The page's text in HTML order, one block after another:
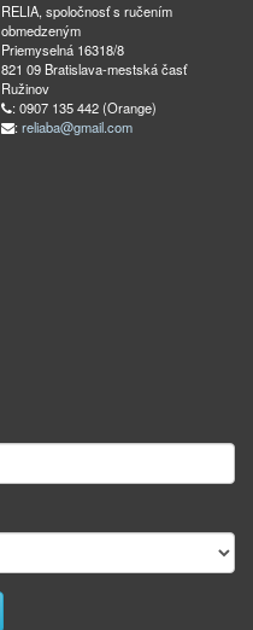
RELIA, spoločnosť s ručením
obmedzeným
Priemyselná 16318/8
821 09 Bratislava-mestská časť
Ružinov
: 0907 135 442 (Orange)
: reliaba@gmail.com